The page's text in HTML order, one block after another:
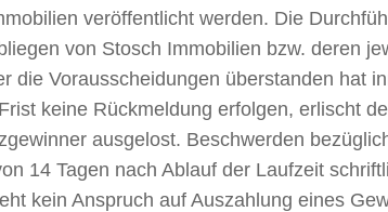
veröffentlicht werden. Die
von Stosch Immobilien bzw. deren
die Vorausscheidungen überstanden hat
keine Rückmeldung erfolgen, erlischt
ausgelost. Beschwerden
14 Tagen nach Ablauf der Laufzeit
kein Anspruch auf Auszahlung eines